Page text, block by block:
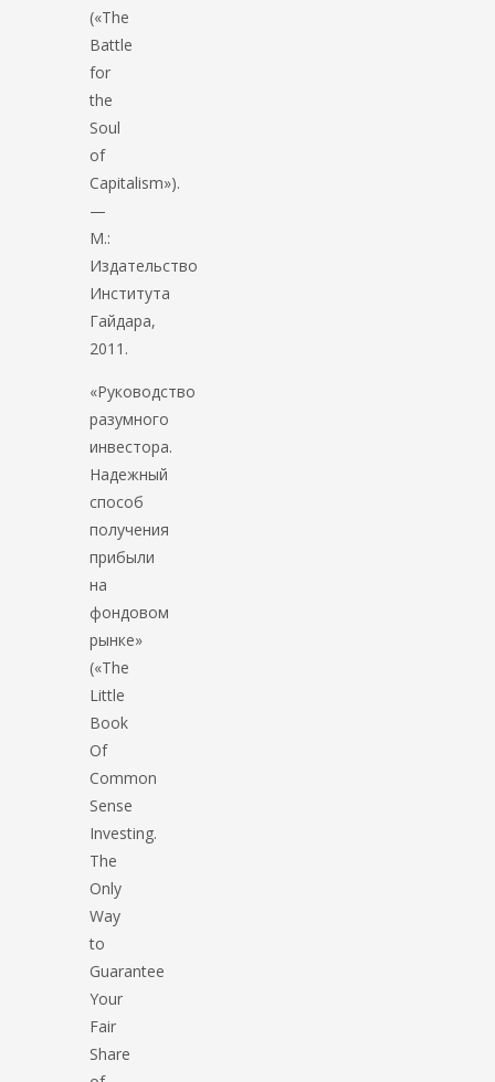
(«The
Battle
for
the
Soul
of
Capitalism»).
—
М.:
Издательство
Института
Гайдара,
2011.
«Руководство
разумного
инвестора.
Надежный
способ
получения
прибыли
на
фондовом
рынке»
(«The
Little
Book
Of
Common
Sense
Investing.
The
Only
Way
to
Guarantee
Your
Fair
Share